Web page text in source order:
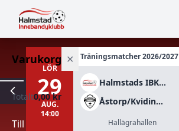
Varukorg ✕
Varukorgen
tom.
Totalt0,00 kr
Till
LÖR
29
AUG.
14:00
Träningsmatcher 2026/2027
Halmstads IBK Div 2
Åstorp/Kvidinge IBS Herr div 1
Hallägrahallen